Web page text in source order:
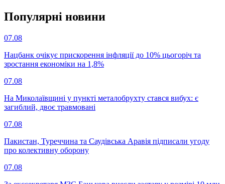
Популярнi новини
07.08
Нацбанк очікує прискорення інфляції до 10% цьогоріч та
зростання економіки на 1,8%
07.08
На Миколаївщині у пункті металобрухту стався вибух: є
загиблий, двоє травмовані
07.08
Пакистан, Туреччина та Саудівська Аравія підписали угоду
про колективну оборону
07.08